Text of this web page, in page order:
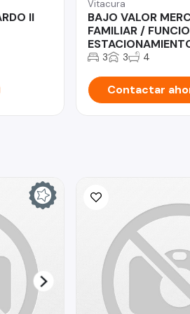
II
Vitacura
BAJO VALOR
FAMILIAR /
3 3 4
Contactar